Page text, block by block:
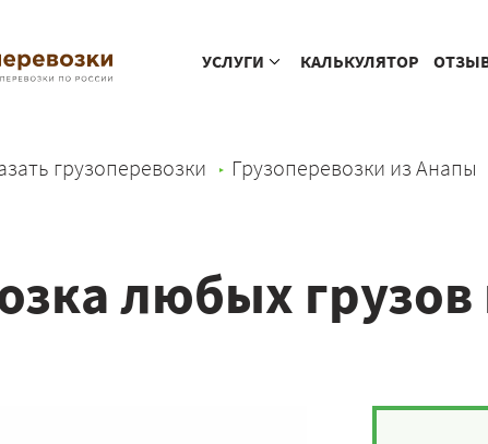
УСЛУГИ КАЛЬКУЛЯТОР
грузоперевозки Грузоперевозки из Анапы
любых